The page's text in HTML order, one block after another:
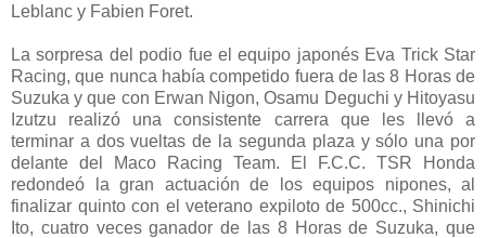
Leblanc y Fabien Foret.
La sorpresa del podio fue el equipo japonés Eva Trick Star
Racing, que nunca había competido fuera de las 8 Horas de
Suzuka y que con Erwan Nigon, Osamu Deguchi y Hitoyasu
Izutzu realizó una consistente carrera que les llevó a
terminar a dos vueltas de la segunda plaza y sólo una por
delante del Maco Racing Team. El F.C.C. TSR Honda
redondeó la gran actuación de los equipos nipones, al
finalizar quinto con el veterano expiloto de 500cc., Shinichi
Ito, cuatro veces ganador de las 8 Horas de Suzuka, que